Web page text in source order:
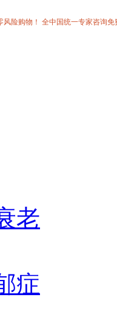
险购物！ 全中国统一专家咨询免
老
症